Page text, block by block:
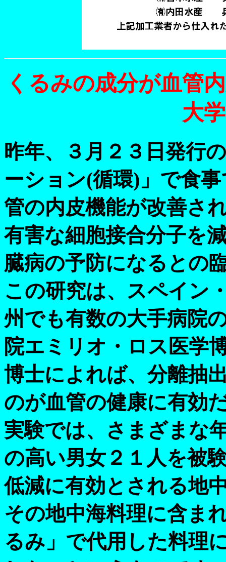
くるみの成分が血管
大
昨年、３月２３日発行
ーション(循環)」で食
管の内皮機能が改善さ
有害な細胞接合分子を
臓病の予防になるとの
この研究は、スペイン
州でも有数の大手病院
院エミリオ・ロス医学
博士によれば、分離抽
のが血管の健康に有効
実験では、さまざまな
の高い男女２１人を被
低減に有効とされる地
その地中海料理に含ま
るみ」で代用した料理